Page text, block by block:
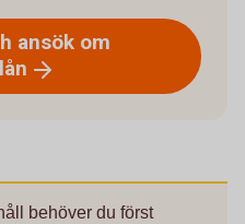
ansök om
behöver du först